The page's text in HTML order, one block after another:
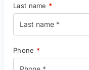
Last name *
Phone *